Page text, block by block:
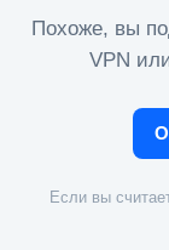
Похоже, вы
VPN
Если вы